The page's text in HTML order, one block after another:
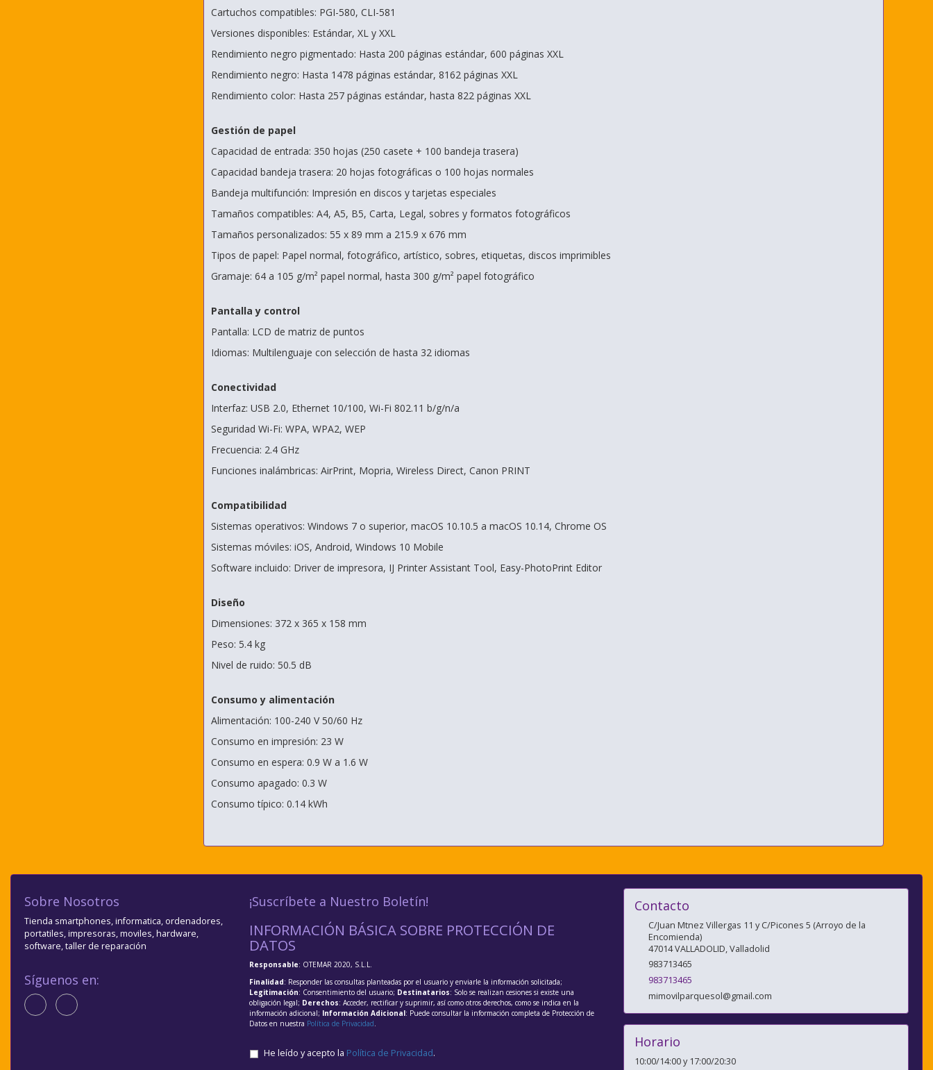
Cartuchos compatibles: PGI-580, CLI-581
Versiones disponibles: Estándar, XL y XXL
Rendimiento negro pigmentado: Hasta 200 páginas estándar, 600 páginas XXL
Rendimiento negro: Hasta 1478 páginas estándar, 8162 páginas XXL
Rendimiento color: Hasta 257 páginas estándar, hasta 822 páginas XXL
Gestión de papel
Capacidad de entrada: 350 hojas (250 casete + 100 bandeja trasera)
Capacidad bandeja trasera: 20 hojas fotográficas o 100 hojas normales
Bandeja multifunción: Impresión en discos y tarjetas especiales
Tamaños compatibles: A4, A5, B5, Carta, Legal, sobres y formatos fotográficos
Tamaños personalizados: 55 x 89 mm a 215.9 x 676 mm
Tipos de papel: Papel normal, fotográfico, artístico, sobres, etiquetas, discos imprimibles
Gramaje: 64 a 105 g/m² papel normal, hasta 300 g/m² papel fotográfico
Pantalla y control
Pantalla: LCD de matriz de puntos
Idiomas: Multilenguaje con selección de hasta 32 idiomas
Conectividad
Interfaz: USB 2.0, Ethernet 10/100, Wi-Fi 802.11 b/g/n/a
Seguridad Wi-Fi: WPA, WPA2, WEP
Frecuencia: 2.4 GHz
Funciones inalámbricas: AirPrint, Mopria, Wireless Direct, Canon PRINT
Compatibilidad
Sistemas operativos: Windows 7 o superior, macOS 10.10.5 a macOS 10.14, Chrome OS
Sistemas móviles: iOS, Android, Windows 10 Mobile
Software incluido: Driver de impresora, IJ Printer Assistant Tool, Easy-PhotoPrint Editor
Diseño
Dimensiones: 372 x 365 x 158 mm
Peso: 5.4 kg
Nivel de ruido: 50.5 dB
Consumo y alimentación
Alimentación: 100-240 V 50/60 Hz
Consumo en impresión: 23 W
Consumo en espera: 0.9 W a 1.6 W
Consumo apagado: 0.3 W
Consumo típico: 0.14 kWh
Sobre Nosotros
Tienda smartphones, informatica, ordenadores,
portatiles, impresoras, moviles, hardware,
software, taller de reparación
Síguenos en:
¡Suscríbete a Nuestro Boletín!
INFORMACIÓN BÁSICA SOBRE PROTECCIÓN DE
DATOS
Responsable: OTEMAR 2020, S.L.L.
Finalidad: Responder las consultas planteadas por el usuario y enviarle la información solicitada;
Legitimación: Consentimiento del usuario; Destinatarios: Solo se realizan cesiones si existe una
obligación legal; Derechos: Acceder, rectificar y suprimir, así como otros derechos, como se indica en la
información adicional; Información Adicional: Puede consultar la información completa de Protección de
Datos en nuestra Política de Privacidad.
He leído y acepto la Política de Privacidad.
Contacto
C/Juan Mtnez Villergas 11 y C/Picones 5 (Arroyo de la
Encomienda)
47014VALLADOLID,Valladolid
983713465
983713465
mimovilparquesol@gmail.com
Horario
10:00/14:00 y 17:00/20:30